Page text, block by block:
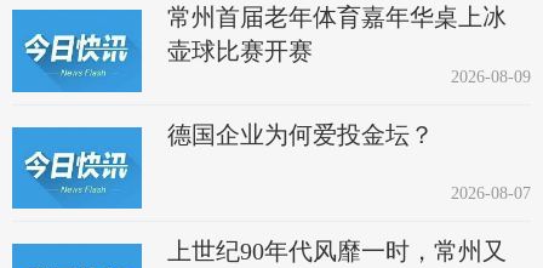
常州首届老年体育嘉年华桌上冰
壶球比赛开赛
2026-08-09
德国企业为何爱投金坛？
2026-08-07
上世纪90年代风靡一时，常州又